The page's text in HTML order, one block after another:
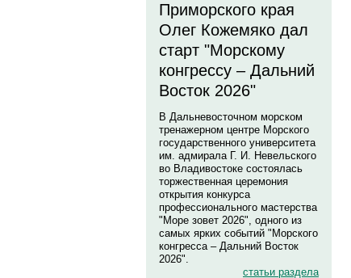
Приморского края
Олег Кожемяко дал
старт "Морскому
конгрессу – Дальний
Восток 2026"
В Дальневосточном морском
тренажерном центре Морского
государственного университета
им. адмирала Г. И. Невельского
во Владивостоке состоялась
торжественная церемония
открытия конкурса
профессионального мастерства
"Море зовет 2026", одного из
самых ярких событий "Морского
конгресса – Дальний Восток
2026".
статьи раздела